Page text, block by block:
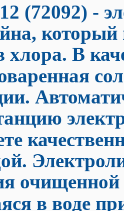
(72092) -
который
хлора. В
в воде